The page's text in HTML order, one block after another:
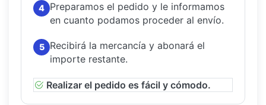
4 Preparamos el pedido y le informamos
en cuanto podamos proceder al envío.
5
Recibirá la mercancía y abonará el
importe restante.
Realizar el pedido es fácil y cómodo.